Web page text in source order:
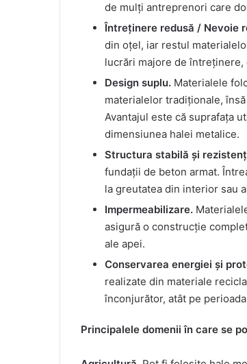
de mulți antreprenori care
Întreținere redusă / Nevoie
din oțel, iar restul
lucrări majore de
Design suplu. Materialele
materialelor tradiționale,
Avantajul este că suprafața
dimensiunea halei metalice.
Structura stabilă și
fundații de beton armat.
la greutatea din interior sau
Impermeabilizare.
asigură o construcție
ale apei.
Conservarea energiei și
realizate din materiale
înconjurător, atât pe
Principalele domenii în care se